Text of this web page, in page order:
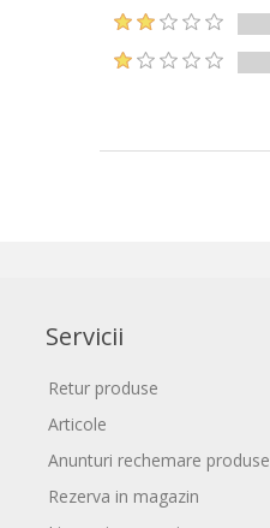
Servicii
Retur produse
Articole
Anunturi rechemare produse
Rezerva in magazin